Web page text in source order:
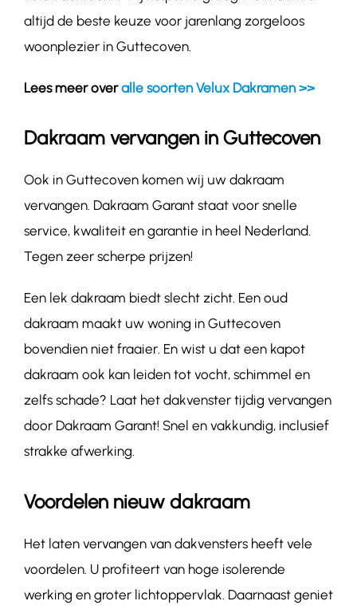
altijd de beste keuze voor jarenlang zorgeloos
woonplezier in Guttecoven.
Lees meer overalle soorten Velux Dakramen >>
Dakraam vervangen in Guttecoven
Ook in Guttecoven komen wij uw dakraam
vervangen. Dakraam Garant staat voor snelle
service, kwaliteit en garantie in heel Nederland.
Tegen zeer scherpe prijzen!
Een lek dakraam biedt slecht zicht. Een oud
dakraam maakt uw woning in Guttecoven
bovendien niet fraaier. En wist u dat een kapot
dakraam ook kan leiden tot vocht, schimmel en
zelfs schade? Laat het dakvenster tijdig vervangen
door Dakraam Garant! Snel en vakkundig, inclusief
strakke afwerking.
Voordelen nieuw dakraam
Het laten vervangen van dakvensters heeft vele
voordelen. U profiteert van hoge isolerende
werking en groter lichtoppervlak. Daarnaast geniet